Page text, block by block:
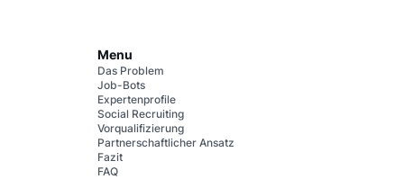
Menu
Das Problem
Job-Bots
Expertenprofile
Social Recruiting
Vorqualifizierung
Partnerschaftlicher Ansatz
Fazit
FAQ